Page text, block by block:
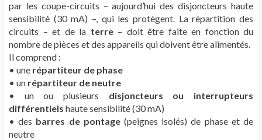
par les coupe-circuits – aujourd’hui des disjoncteurs haute
sensibilité (30 mA) –, qui les protègent. La répartition des
circuits – et de la terre– doit être faite en fonction du
nombre de pièces et des appareils qui doivent être alimentés.
Il comprend :
• une répartiteur de phase
• un répartiteur de neutre
• un ou plusieurs
disjoncteurs ou interrupteurs
différentiels haute sensibilité (30 mA)
• des barres de pontage (peignes isolés) de phase et de
neutre